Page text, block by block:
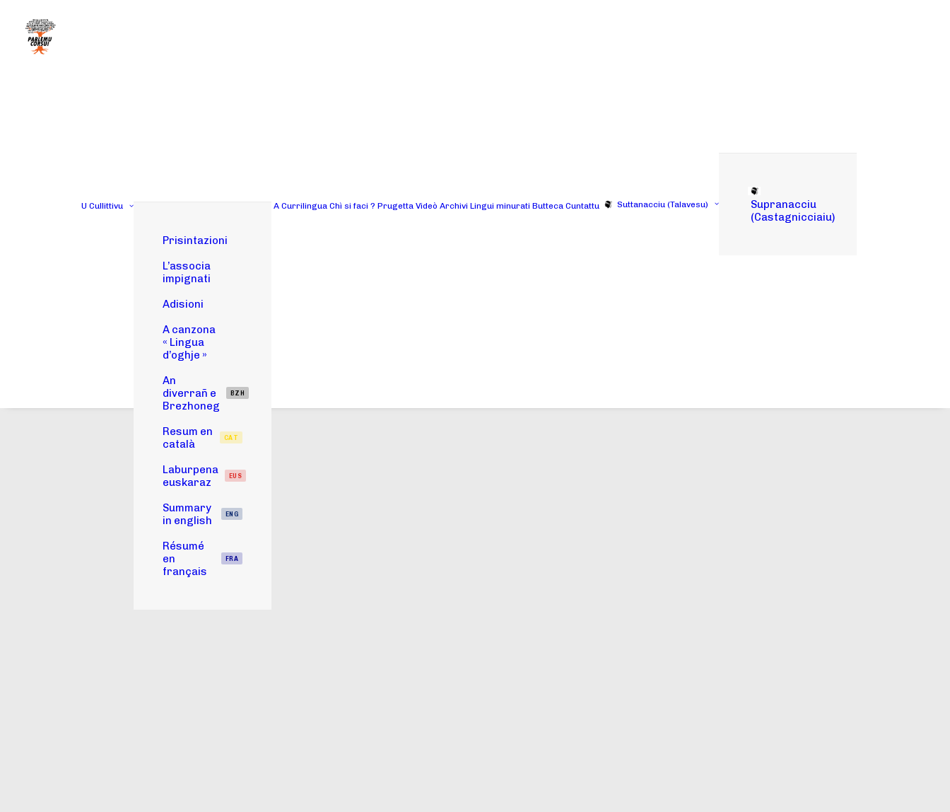
U Cullittivu
Prisintazioni
L’associa
impignati
Adisioni
A canzona
« Lingua
d’oghje »
An
diverrañ e
Brezhoneg
BZH
Resum en
català
CAT
Laburpena
euskaraz
EUS
Summary
in english
ENG
Résumé
en
français
FRA
A Currilingua Chì si faci ? Prugetta Videò Archivi Lingui minurati Butteca Cuntattu Suttanacciu (Talavesu)
Supranacciu
(Castagnicciaiu)